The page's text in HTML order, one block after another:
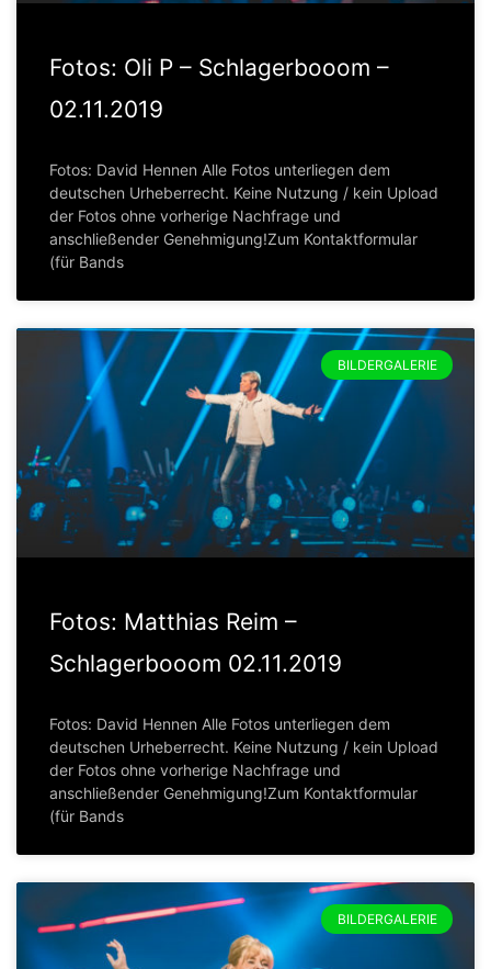
Fotos: Oli P – Schlagerbooom –
02.11.2019
Fotos: David Hennen Alle Fotos unterliegen dem
deutschen Urheberrecht. Keine Nutzung / kein Upload
der Fotos ohne vorherige Nachfrage und
anschließender Genehmigung!Zum Kontaktformular
(für Bands
BILDERGALERIE
Fotos: Matthias Reim –
Schlagerbooom 02.11.2019
Fotos: David Hennen Alle Fotos unterliegen dem
deutschen Urheberrecht. Keine Nutzung / kein Upload
der Fotos ohne vorherige Nachfrage und
anschließender Genehmigung!Zum Kontaktformular
(für Bands
BILDERGALERIE